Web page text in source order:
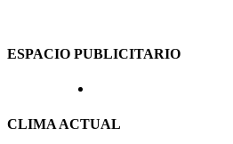
ESPACIO PUBLICITARIO
CLIMA ACTUAL